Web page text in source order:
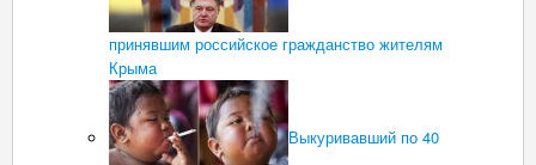
принявшим российское гражданство жителям
Крыма
Выкуривавший по 40